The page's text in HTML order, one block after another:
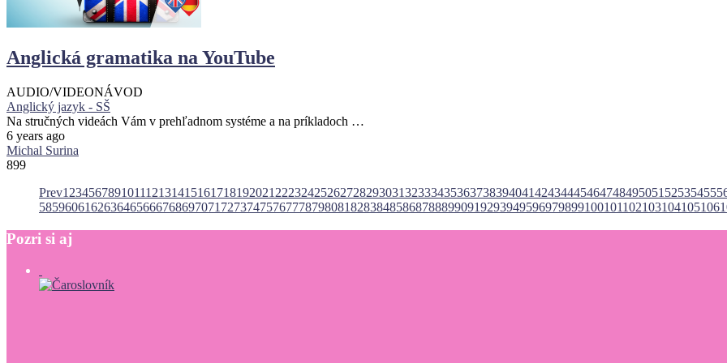
Anglická gramatika na YouTube
AUDIO/VIDEONÁVOD
Anglický jazyk - SŠ
Na stručných videách Vám v prehľadnom systéme a na príkladoch …
6 years ago
Michal Surina
899
Prev1 23456789101112131415161718192021 222324252627282930313233343536373839404142434445464748495051 52535455
5859606162636465666768697071 72737475767778798081828384858687888990919293949596979899100101102103104105106
Pozri si aj